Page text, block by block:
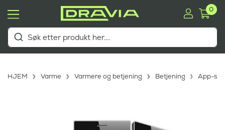
0
HJEM Varme Varmere og betjening Betjening App-